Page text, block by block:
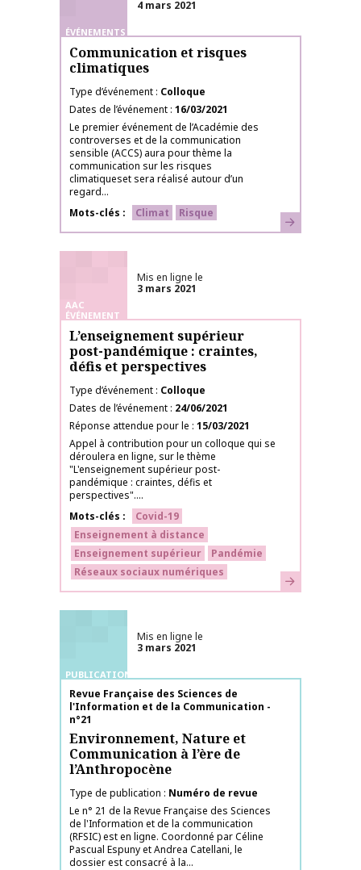
ÉVÉNEMENTS
4 mars 2021
Communication et risques
climatiques
Type d’événement Colloque
Dates de l’événement 16/03/2021
Le premier événement de l’Académie des
controverses et de la communication
sensible (ACCS) aura pour thème la
communication sur les risques
climatiqueset sera réalisé autour d’un
regard...
Mots-clés
Climat Risque En savoir plus
AAC
ÉVÉNEMENT
Mis en ligne le
3 mars 2021
L’enseignement supérieur
post-pandémique : craintes,
défis et perspectives
Type d’événement Colloque
Dates de l’événement 24/06/2021
Réponse attendue pour le 15/03/2021
Appel à contribution pour un colloque qui se
déroulera en ligne, sur le thème
"L'enseignement supérieur post-
pandémique : craintes, défis et
perspectives"....
Mots-clés
Covid-19
Enseignement à distance
Enseignement supérieur
Pandémie
Réseaux sociaux numériques
En savoir plus
PUBLICATIONS
Mis en ligne le
3 mars 2021
Nom de la publication
Revue Française des Sciences de
l'Information et de la Communication -
n°21
Environnement, Nature et
Communication à l’ère de
l’Anthropocène
Type de publication
Numéro de revue
Le n° 21 de la Revue Française des Sciences
de l'Information et de la communication
(RFSIC) est en ligne. Coordonné par Céline
Pascual Espuny et Andrea Catellani, le
dossier est consacré à la...